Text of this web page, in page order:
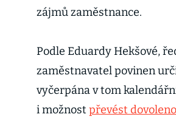
zájmů zaměstnance.
Podle Eduardy Hekšové,
zaměstnavatel povinen
vyčerpána v tom
i možnost převést